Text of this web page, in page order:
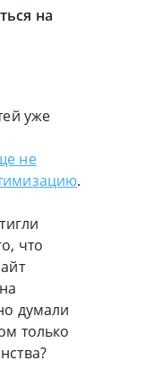
на
уже
не
.
что
думали
только